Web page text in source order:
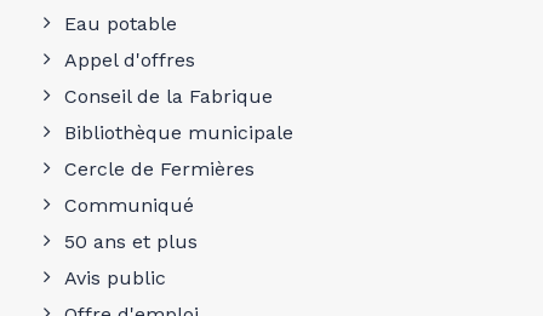
Eau potable
Appel d'offres
Conseil de la Fabrique
Bibliothèque municipale
Cercle de Fermières
Communiqué
50 ans et plus
Avis public